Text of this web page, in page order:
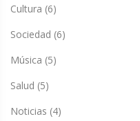
Cultura (6)
Sociedad (6)
Música (5)
Salud (5)
Noticias (4)